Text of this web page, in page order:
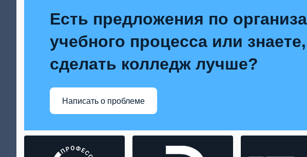
Есть предложения по
учебного процесса или
сделать колледж лучше?
Написать о проблеме